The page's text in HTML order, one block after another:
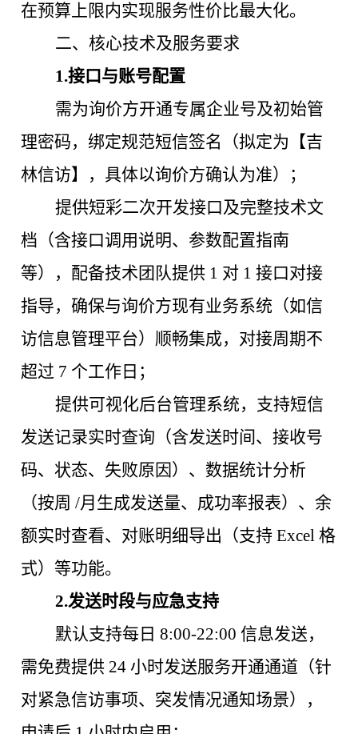
在预算上限内实现服务性价比最大化。
二、核心技术及服务要求
1.接口与账号配置
需为询价方开通专属企业号及初始管
理密码，绑定规范短信签名（拟定为【吉
林信访】，具体以询价方确认为准）；
提供短彩二次开发接口及完整技术文
档（含接口调用说明、参数配置指南
等），配备技术团队提供 1 对 1 接口对接
指导，确保与询价方现有业务系统（如信
访信息管理平台）顺畅集成，对接周期不
超过 7 个工作日；
提供可视化后台管理系统，支持短信
发送记录实时查询（含发送时间、接收号
码、状态、失败原因）、数据统计分析
（按周 /月生成发送量、成功率报表）、余
额实时查看、对账明细导出（支持 Excel 格
式）等功能。
2.发送时段与应急支持
默认支持每日 8:00-22:00 信息发送，
需免费提供 24 小时发送服务开通通道（针
对紧急信访事项、突发情况通知场景），